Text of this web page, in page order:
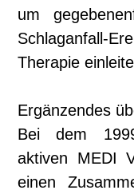
um
Schlaganfall-
Therapie
Ergänzendes
Bei dem
aktiven MEDI
einen